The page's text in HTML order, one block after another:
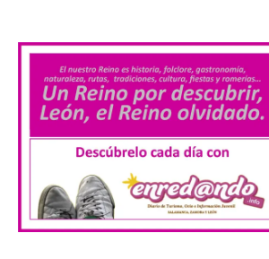
enclaves privilegiados
desde los que divisar el
eclipse solar del 12 de
agosto
8 Ago 2026
El parque amplía su
horario y refuerza los
transportes y la
hostelería. En Alto